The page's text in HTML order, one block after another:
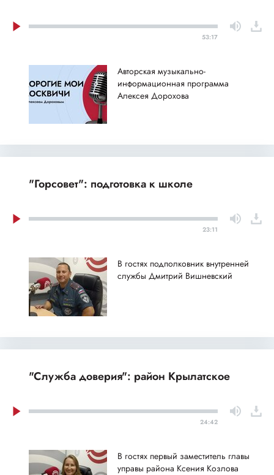
53:17
Авторская музыкально-
информационная программа
Алексея Дорохова
"Горсовет": подготовка к школе
23:11
В гостях подполковник внутренней
службы Дмитрий Вишневский
"Служба доверия": район Крылатское
24:42
В гостях первый заместитель главы
управы района Ксения Козлова